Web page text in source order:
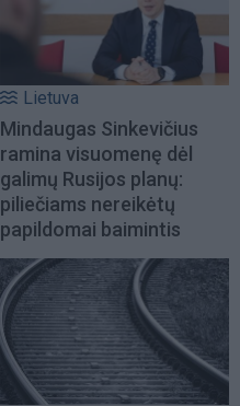
Lietuva
Mindaugas Sinkevičius
ramina visuomenę dėl
galimų Rusijos planų:
piliečiams nereikėtų
papildomai baimintis